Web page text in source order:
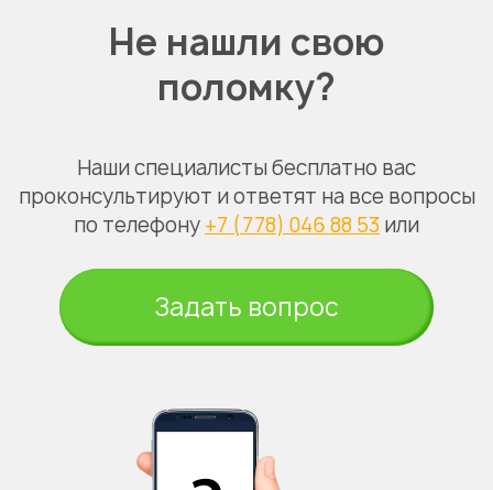
Не нашли свою
поломку?
Наши специалисты бесплатно вас
проконсультируют и ответят на все вопросы
по телефону +7 (778) 046 88 53 или
Задать вопрос